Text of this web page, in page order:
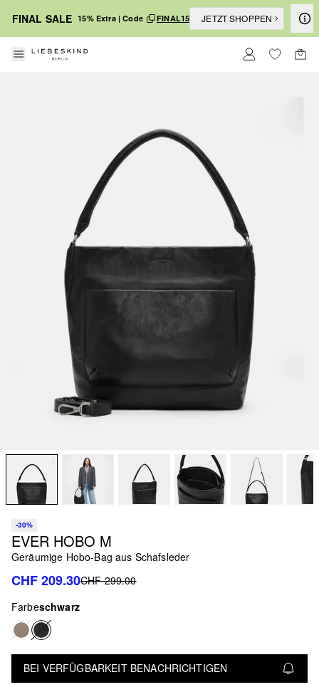
FINAL SALE 15% Extra | Code FINAL15 JETZT SHOPPEN
-30%
EVER HOBO M
Geräumige Hobo-Bag aus Schafsleder
CHF 209.30CHF 299.00
Farbeschwarz
BEI VERFÜGBARKEIT BENACHRICHTIGEN